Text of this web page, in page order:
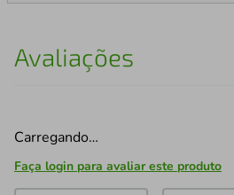
Avaliações
Carregando…
Faça login para avaliar este produto